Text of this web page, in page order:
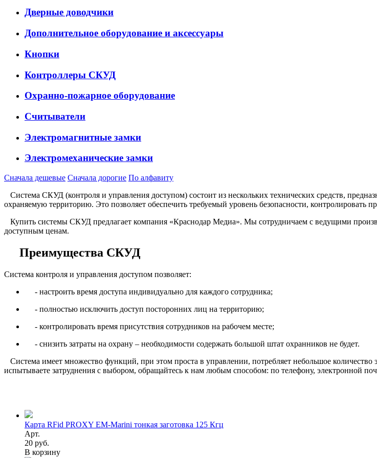
Дверные доводчики
Дополнительное оборудование и аксессуары
Кнопки
Контроллеры СКУД
Охранно-пожарное оборудование
Считыватели
Электромагнитные замки
Электромеханические замки
Сначала дешевые Сначала дорогие По алфавиту
Система СКУД (контроля и управления доступом) состоит из нескольких технических средств,
охраняемую территорию. Это позволяет обеспечить требуемый уровень безопасности, контролировать
Купить системы СКУД предлагает компания «Краснодар Медиа». Мы сотрудничаем с ведущими
доступным ценам.
Преимущества СКУД
Система контроля и управления доступом позволяет:
- настроить время доступа индивидуально для каждого сотрудника;
- полностью исключить доступ посторонних лиц на территорию;
- контролировать время присутствия сотрудников на рабочем месте;
- снизить затраты на охрану – необходимости содержать большой штат охранников не будет.
Система имеет множество функций, при этом проста в управлении, потребляет небольшое
испытываете затруднения с выбором, обращайтесь к нам любым способом: по телефону, электронной
Карта RFid PROXY EM-Marini тонкая заготовка 125 Кгц
Арт.
20 руб.
В корзину